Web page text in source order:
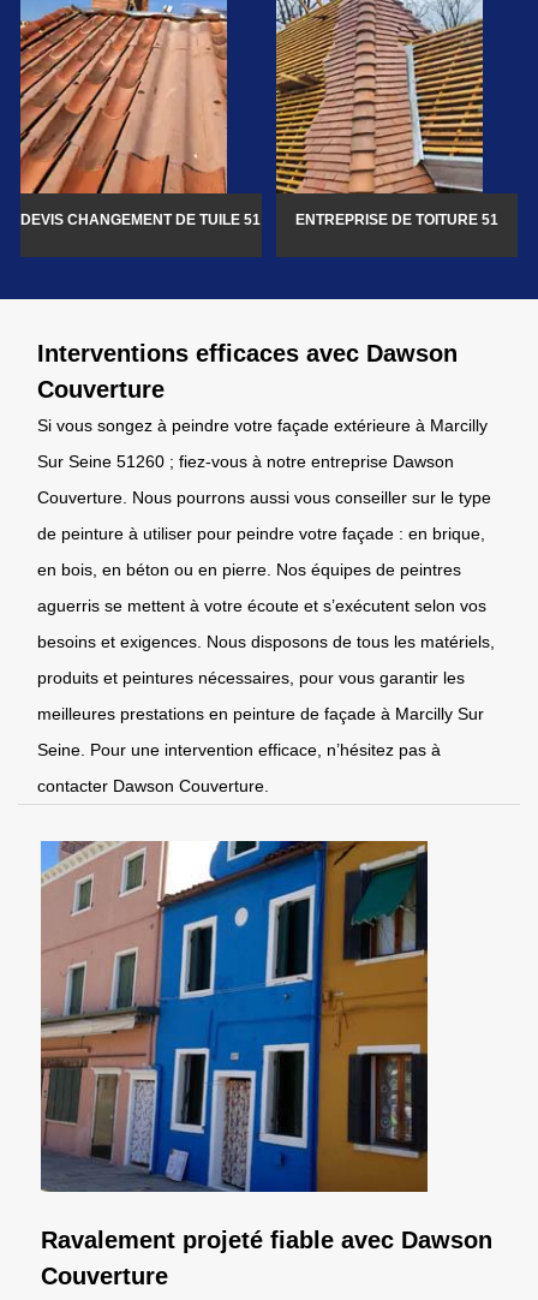
DEVIS CHANGEMENT DE TUILE 51 ENTREPRISE DE TOITURE 51
Interventions efficaces avec Dawson
Couverture
Si vous songez à peindre votre façade extérieure à Marcilly
Sur Seine 51260 ; fiez-vous à notre entreprise Dawson
Couverture. Nous pourrons aussi vous conseiller sur le type
de peinture à utiliser pour peindre votre façade : en brique,
en bois, en béton ou en pierre. Nos équipes de peintres
aguerris se mettent à votre écoute et s’exécutent selon vos
besoins et exigences. Nous disposons de tous les matériels,
produits et peintures nécessaires, pour vous garantir les
meilleures prestations en peinture de façade à Marcilly Sur
Seine. Pour une intervention efficace, n’hésitez pas à
contacter Dawson Couverture.
Ravalement projeté fiable avec Dawson
Couverture